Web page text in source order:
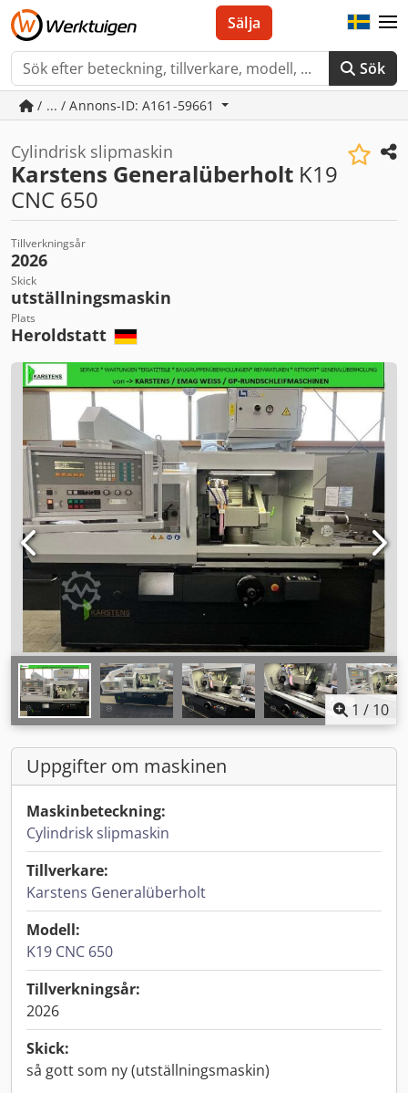
Sök
Sälja
/ ... / Annons-ID: A161-59661
Cylindrisk slipmaskin
Karstens Generalüberholt K19
CNC 650
Tillverkningsår
2026
Skick
utställningsmaskin
Plats
Heroldstatt
1 / 10
Uppgifter om maskinen
Maskinbeteckning:
Cylindrisk slipmaskin
Tillverkare:
Karstens Generalüberholt
Modell:
K19 CNC 650
Tillverkningsår:
2026
Skick:
så gott som ny (utställningsmaskin)